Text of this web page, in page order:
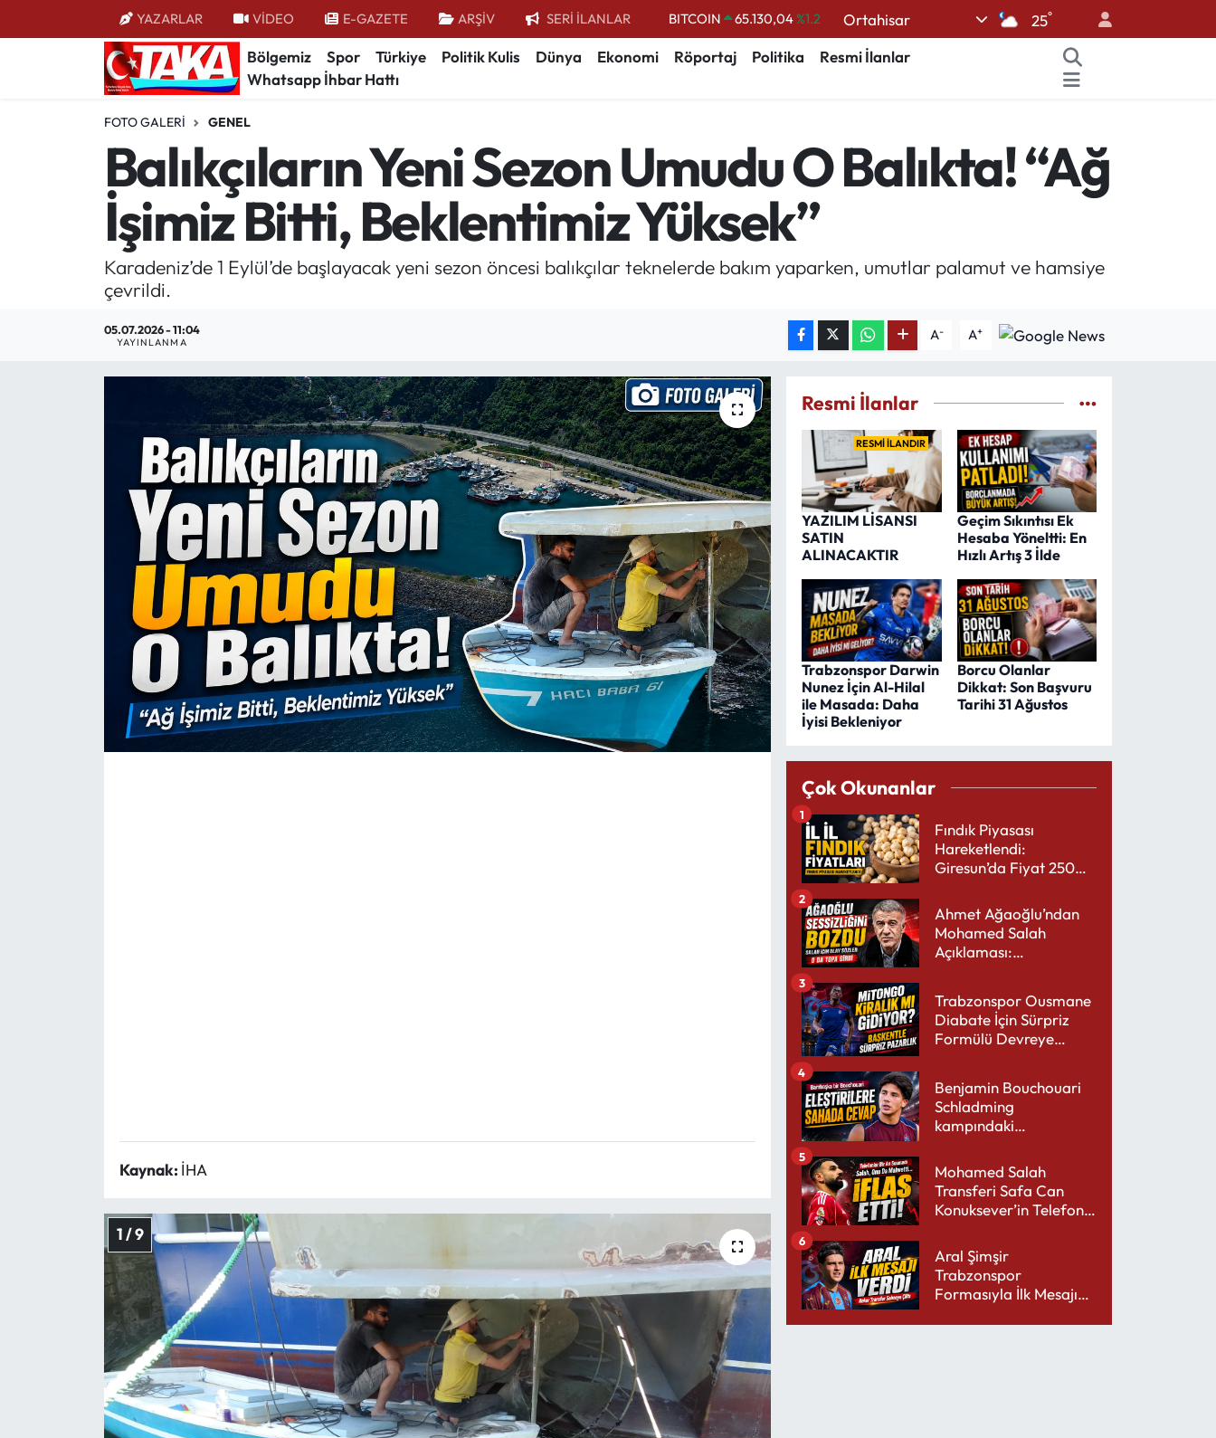
YAZARLAR VİDEO E-GAZETE ARŞİV SERİ İLANLAR DOLAR 47,7106%0.17
EURO
55,1652%0.27
13.773 %-19
Ortahisar 25°
Bölgemiz Spor Türkiye Politik Kulis Dünya Ekonomi Röportaj Politika
Resmi İlanlar
Whatsapp İhbar Hattı
FOTO GALERI GENEL
Balıkçıların Yeni Sezon Umudu O Balıkta! “Ağ
İşimiz Bitti, Beklentimiz Yüksek”
Karadeniz’de 1 Eylül’de başlayacak yeni sezon öncesi balıkçılar teknelerde bakım yaparken, umutlar palamut ve hamsiye
çevrildi.
05.07.2026 - 11:04
YAYINLANMA A- A+
Kaynak: İHA
1 / 9
Resmi İlanlar
RESMİ İLANDIR
YAZILIM LİSANSI
SATIN
ALINACAKTIR
Geçim Sıkıntısı Ek
Hesaba Yöneltti: En
Hızlı Artış 3 İlde
Trabzonspor Darwin
Nunez İçin Al-Hilal
ile Masada: Daha
İyisi Bekleniyor
Borcu Olanlar
Dikkat: Son Başvuru
Tarihi 31 Ağustos
Çok Okunanlar
Fındık Piyasası
Hareketlendi:
Giresun’da Fiyat 250
1
Ahmet Ağaoğlu’ndan
Mohamed Salah
Açıklaması:
Yakışır
2
Trabzonspor Ousmane
Diabate İçin Sürpriz
Formülü Devreye
3
Benjamin Bouchouari
Schladming
kampındaki
4
Mohamed Salah
Transferi Safa Can
Konuksever’in Telefon
5
Aral Şimşir
Trabzonspor
Formasıyla İlk Mesajını
6
Bölgemiz
Kültür/Sanat
Politik Kulis
Mektup Galeri
Köşe Yazıları
Karikatür Galeri
ASTROLOJİ
Trabzon Nöbetçi Eczaneler
Trabzon Hava Durumu
Trabzon Trafik Yoğunluk Haritası
Süper Lig Puan Durumu ve Fikstür
Tüm Manşetler
Son Dakika Haberleri
Haber Arşivi